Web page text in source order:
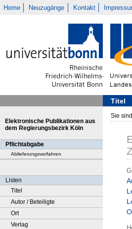
Home Neuzugänge Kontakt
Titel
Elektronische Publikationen aus
dem Regierungsbezirk Köln
Pflichtabgabe
Ablieferungsverfahren
Listen
Titel
Autor / Beteiligte
Ort
Verlag
Sie